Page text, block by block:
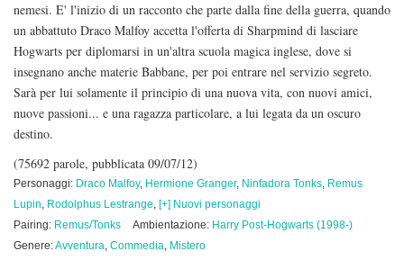
nemesi. E' l'inizio di un racconto che parte dalla fine della guerra, quando
un abbattuto Draco Malfoy accetta l'offerta di Sharpmind di lasciare
Hogwarts per diplomarsi in un'altra scuola magica inglese, dove si
insegnano anche materie Babbane, per poi entrare nel servizio segreto.
Sarà per lui solamente il principio di una nuova vita, con nuovi amici,
nuove passioni... e una ragazza particolare, a lui legata da un oscuro
destino.
(75692 parole, pubblicata 09/07/12)
Personaggi: Draco Malfoy, Hermione Granger, Ninfadora Tonks, Remus
Lupin, Rodolphus Lestrange, [+] Nuovi personaggi
Pairing: Remus/Tonks Ambientazione: Harry Post-Hogwarts (1998-)
Genere:Avventura, Commedia, Mistero